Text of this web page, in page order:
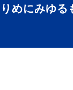
めにみゆる